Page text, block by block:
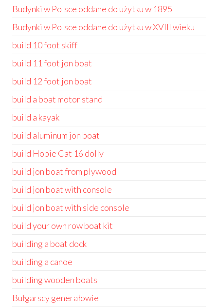
Budynki w Polsce oddane do użytku w 1895
Budynki w Polsce oddane do użytku w XVIII wieku
build 10 foot skiff
build 11 foot jon boat
build 12 foot jon boat
build a boat motor stand
build a kayak
build aluminum jon boat
build Hobie Cat 16 dolly
build jon boat from plywood
build jon boat with console
build jon boat with side console
build your own row boat kit
building a boat dock
building a canoe
building wooden boats
Bułgarscy generałowie